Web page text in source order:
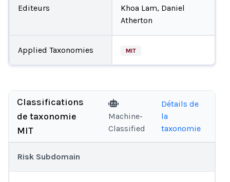
Editeurs
Khoa Lam, Daniel
Atherton
Applied Taxonomies MIT
Classifications
de taxonomie
MIT
Machine-
Classified
Détails de
la
taxonomie
Risk Subdomain